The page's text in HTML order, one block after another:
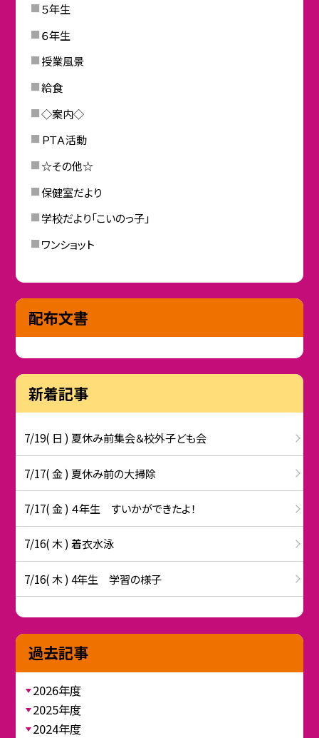
５年生
６年生
授業風景
給食
◇案内◇
ＰＴＡ活動
☆その他☆
保健室だより
学校だより「こいのっ子」
ワンショット
配布文書
新着記事
7/19( 日 ) 夏休み前集会＆校外子ども会
7/17( 金 ) 夏休み前の大掃除
7/17( 金 ) ４年生 すいかができたよ！
7/16( 木 ) 着衣水泳
7/16( 木 ) 4年生 学習の様子
過去記事
2026年度
2025年度
2024年度